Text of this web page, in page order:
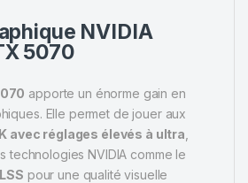
NVIDIA
5070
apporte un énorme gain en
Elle permet de jouer aux
avec réglages élevés à ultra
technologies NVIDIA comme le
pour une qualité visuelle